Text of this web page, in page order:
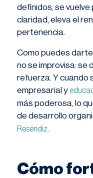
definidos, se
claridad, eleva el
pertenencia.
Como puedes
no se improvisa: se
refuerza. Y cuando
empresarial y
más poderosa, lo
de desarrollo
Reséndiz.
Cómo